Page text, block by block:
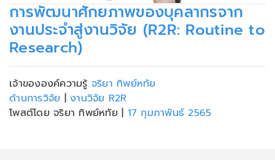
การพัฒนาศักยภาพของบุคลากรจาก
งานประจำสู่งานวิจัย (R2R: Routine to
Research)
เจ้าขององค์ความรู้ จริยา ทิพย์หทัย
ด้านการวิจัย | งานวิจัย R2R
โพสต์โดย จริยา ทิพย์หทัย | 17 กุมภาพันธ์ 2565